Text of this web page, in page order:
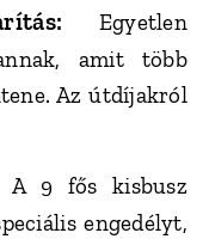
Egyetlen
amit több
Az útdíjakról
A 9 fős kisbusz
engedélyt,